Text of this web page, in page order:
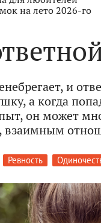
на лето 2026-го
и
а когда
он может
взаимным
Ревность